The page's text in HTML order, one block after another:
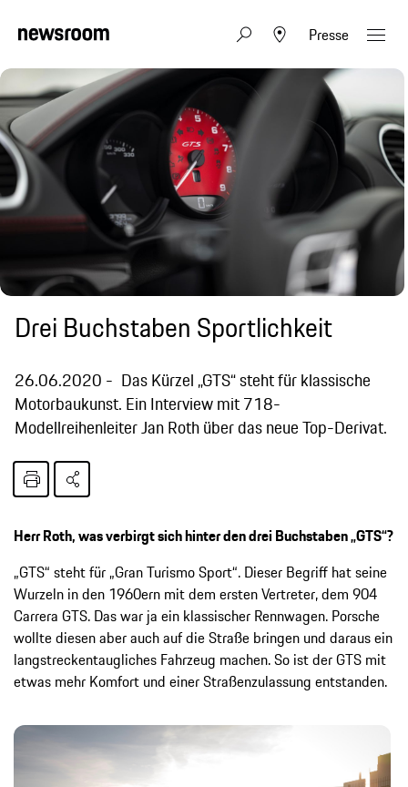
Presse
Drei Buchstaben Sportlichkeit
26.06.2020
Das Kürzel „GTS“ steht für klassische
Motorbaukunst. Ein Interview mit 718-
Modellreihenleiter Jan Roth über das neue Top-Derivat.
Herr Roth, was verbirgt sich hinter den drei Buchstaben „GTS“?
„GTS“ steht für „Gran Turismo Sport“. Dieser Begriff hat seine
Wurzeln in den 1960ern mit dem ersten Vertreter, dem 904
Carrera GTS. Das war ja ein klassischer Rennwagen. Porsche
wollte diesen aber auch auf die Straße bringen und daraus ein
langstreckentaugliches Fahrzeug machen. So ist der GTS mit
etwas mehr Komfort und einer Straßenzulassung entstanden.